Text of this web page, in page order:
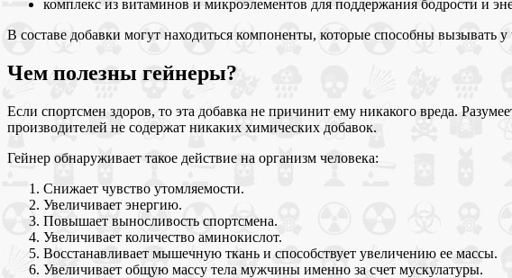
комплекс из витаминов и микроэлементов для поддержания бодрости и
В составе добавки могут находиться компоненты, которые способны вызывать
Чем полезны гейнеры?
Если спортсмен здоров, то эта добавка не причинит ему никакого вреда.
производителей не содержат никаких химических добавок.
Гейнер обнаруживает такое действие на организм человека:
Снижает чувство утомляемости.
Увеличивает энергию.
Повышает выносливость спортсмена.
Увеличивает количество аминокислот.
Восстанавливает мышечную ткань и способствует увеличению ее массы.
Увеличивает общую массу тела мужчины именно за счет мускулатуры.